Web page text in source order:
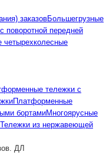
заказовБольшегрузные
поворотной передней
четырехколесные
тележки с
Платформенные
бортамиМногоярусные
Тележки из нержавеющей
ДЛ